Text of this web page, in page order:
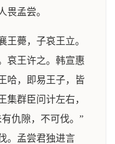
畏孟尝。
王薨，子哀王立。
哀王许之。韩宣惠
哈，即易王子，皆
集群臣问计左右，
仇隙，不可伐。”
。孟尝君独进言